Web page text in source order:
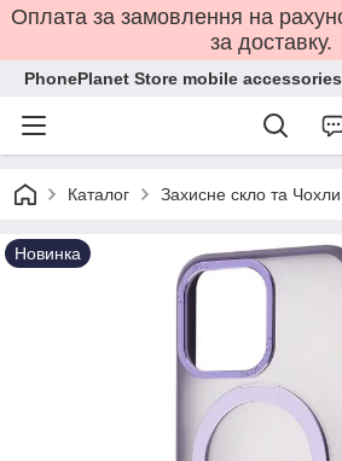
Оплата за замовлення на
за доставку.
PhonePlanet Store mobile accessories
Каталог Захисне скло та
Новинка